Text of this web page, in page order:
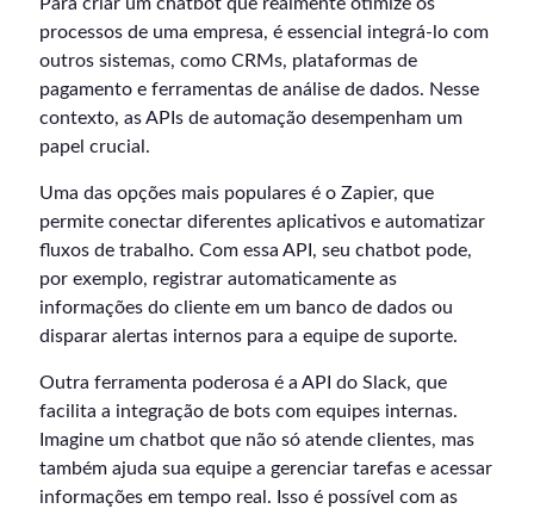
Para criar um chatbot que realmente otimize os
processos de uma empresa, é essencial integrá-lo com
outros sistemas, como CRMs, plataformas de
pagamento e ferramentas de análise de dados. Nesse
contexto, as APIs de automação desempenham um
papel crucial.
Uma das opções mais populares é o Zapier, que
permite conectar diferentes aplicativos e automatizar
fluxos de trabalho. Com essa API, seu chatbot pode,
por exemplo, registrar automaticamente as
informações do cliente em um banco de dados ou
disparar alertas internos para a equipe de suporte.
Outra ferramenta poderosa é a API do Slack, que
facilita a integração de bots com equipes internas.
Imagine um chatbot que não só atende clientes, mas
também ajuda sua equipe a gerenciar tarefas e acessar
informações em tempo real. Isso é possível com as